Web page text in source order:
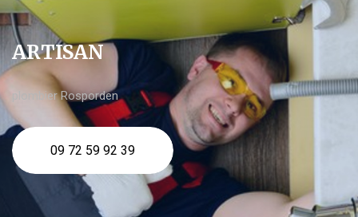
ARTISAN
plombier Rosporden
09 72 59 92 39